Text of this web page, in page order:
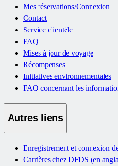
Mes réservations/Connexion
Contact
Service clientèle
FAQ
Mises à jour de voyage
Récompenses
Initiatives environnementales
FAQ concernant les
Autres liens
Enregistrement et connexion
Carrières chez DFDS (en